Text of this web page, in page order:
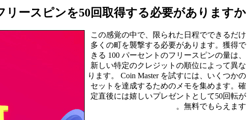
リースピンを50回取得する必要がありますか?
この感覚の中で、限られた日程でできるだけ
多くの町を襲撃する必要があります。獲得で
きる 100 パーセントのフリースピンの量は、
新しい特定のクレジットの順位によって異な
ります。 Coin Master を試すには、いくつかの
セットを達成するためのメモを集めます。確
定直後には嬉しいプレゼントとして50回転が
無料でもらえます。